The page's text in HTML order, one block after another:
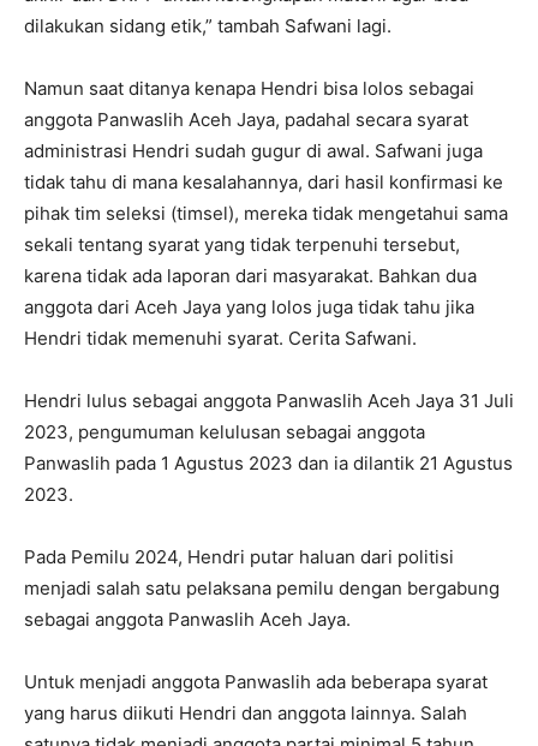
dilakukan sidang etik,” tambah Safwani lagi.
Namun saat ditanya kenapa Hendri bisa lolos sebagai
anggota Panwaslih Aceh Jaya, padahal secara syarat
administrasi Hendri sudah gugur di awal. Safwani juga
tidak tahu di mana kesalahannya, dari hasil konfirmasi ke
pihak tim seleksi (timsel), mereka tidak mengetahui sama
sekali tentang syarat yang tidak terpenuhi tersebut,
karena tidak ada laporan dari masyarakat. Bahkan dua
anggota dari Aceh Jaya yang lolos juga tidak tahu jika
Hendri tidak memenuhi syarat. Cerita Safwani.
Hendri lulus sebagai anggota Panwaslih Aceh Jaya 31 Juli
2023, pengumuman kelulusan sebagai anggota
Panwaslih pada 1 Agustus 2023 dan ia dilantik 21 Agustus
2023.
Pada Pemilu 2024, Hendri putar haluan dari politisi
menjadi salah satu pelaksana pemilu dengan bergabung
sebagai anggota Panwaslih Aceh Jaya.
Untuk menjadi anggota Panwaslih ada beberapa syarat
yang harus diikuti Hendri dan anggota lainnya. Salah